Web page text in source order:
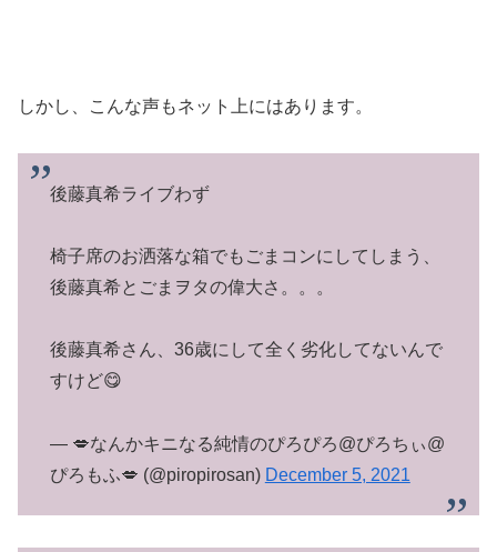
しかし、こんな声もネット上にはあります。
後藤真希ライブわず
椅子席のお洒落な箱でもごまコンにしてしまう、
後藤真希とごまヲタの偉大さ。。。
後藤真希さん、36歳にして全く劣化してないんで
すけど😋
— 💋なんかキニなる純情のぴろぴろ@ぴろちぃ@
ぴろもふ💋 (@piropirosan) December 5, 2021